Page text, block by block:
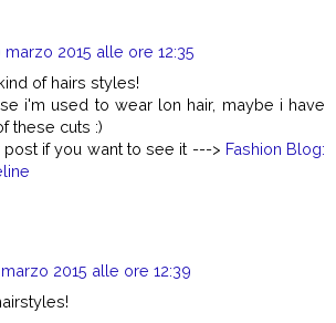
marzo 2015 alle ore 12:35
of hairs styles!
i'm used to wear lon hair, maybe i have
these cuts :)
post if you want to see it ---> Fashion Blog:
2015 alle ore 12:39